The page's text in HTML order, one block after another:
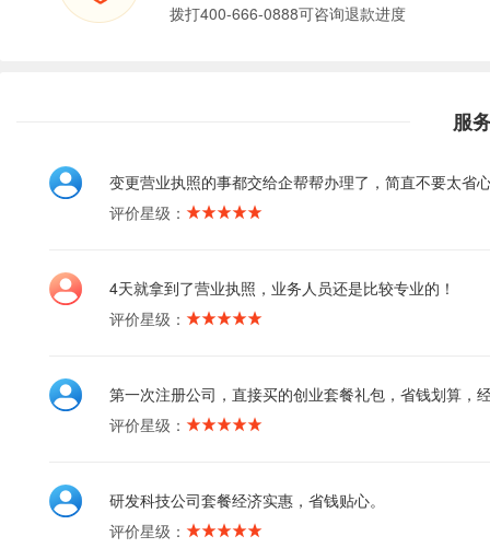
拨打400-666-0888可咨询退款进度
服
变更营业执照的事都交给企帮帮办理了，简直不要太省
评价星级：
4天就拿到了营业执照，业务人员还是比较专业的！
评价星级：
第一次注册公司，直接买的创业套餐礼包，省钱划算，
评价星级：
研发科技公司套餐经济实惠，省钱贴心。
评价星级：